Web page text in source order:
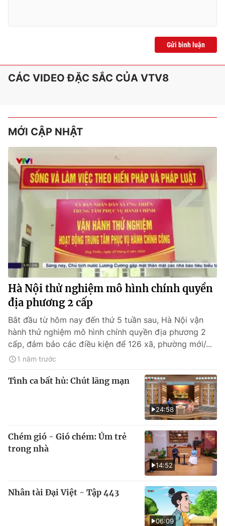
Gửi bình luận
CÁC VIDEO ĐẶC SẮC CỦA VTV8
MỚI CẬP NHẬT
Hà Nội thử nghiệm mô hình chính quyền
địa phương 2 cấp
Bắt đầu từ hôm nay đến thứ 5 tuần sau, Hà Nội vận
hành thử nghiệm mô hình chính quyền địa phương 2
cấp, đảm bảo các điều kiện để 126 xã, phường mới/...
1 năm trước
24:58
Tình ca bất hủ: Chút lãng mạn
14:52
Chém gió - Gió chém: Úm trẻ
trong nhà
06:09
Nhân tài Đại Việt - Tập 443